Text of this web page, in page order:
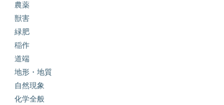
農薬
獣害
緑肥
稲作
道端
地形・地質
自然現象
化学全般